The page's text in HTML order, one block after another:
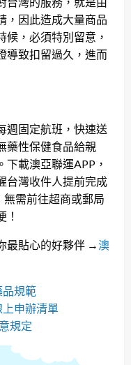
，因此造成大量商品
，必須特別留意，
導致扣留過久，進而
週固定航班，快速送
藥性保健食品給親
載澳亞聯運APP，
台灣收件人提前完成
無需前往超商或郵局
！
最貼心的好夥伴 → 澳
規範
申辦清單
規定